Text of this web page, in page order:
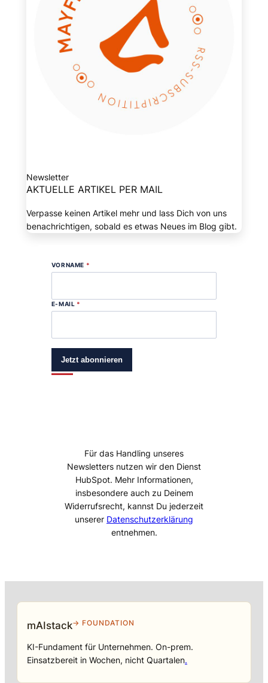
Newsletter
AKTUELLE ARTIKEL PER MAIL
Verpasse keinen Artikel mehr und lass Dich von uns
benachrichtigen, sobald es etwas Neues im Blog gibt.
VORNAME *
E-MAIL *
Jetzt abonnieren
Für das Handling unseres
Newsletters nutzen wir den Dienst
HubSpot. Mehr Informationen,
insbesondere auch zu Deinem
Widerrufsrecht, kannst Du jederzeit
unserer Datenschutzerklärung
entnehmen.
mAIstack→ FOUNDATION
KI-Fundament für Unternehmen. On-prem.
Einsatzbereit in Wochen, nicht Quartalen.